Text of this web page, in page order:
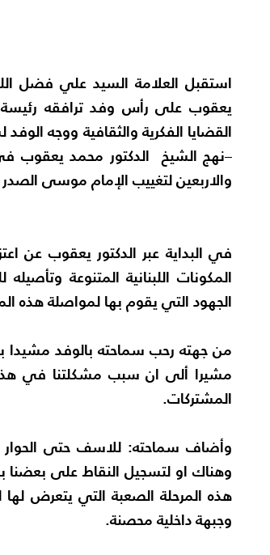
استقبل العلامة السيد علي فضل
يعقوب على رأس وفد ترافقه
القضايا الفكرية والثقافية ووجه
–نهج الشيخ الدكتور محمد يعقوب
والاربعين لتغييب الإمام موسى
في البداية عبر الدكتور يعقوب عن
المكونات اللبنانية المتنوعة
الجهود التي يقوم بها لمواصلة هذه
من جهته رحب سماحته بالوفد مشيدا
مشيرا ألى ان سبب مشكلتنا في هذا
المشتركات.
وأضاف سماحته: للاسف حتى الحوار
وهناك او لتسجيل النقاط على
هذه المرحلة الصعبة التي يتعرض
وجبهة داخلية محصنة.